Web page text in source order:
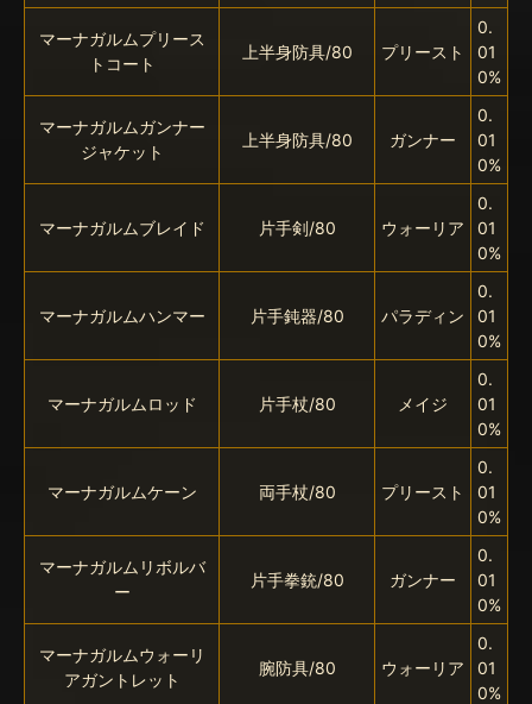
マーナガルムプリース
トコート
上半身防具/80 プリースト
0.
01
0%
マーナガルムガンナー
ジャケット
上半身防具/80 ガンナー
0.
01
0%
マーナガルムブレイド 片手剣/80 ウォーリア
0.
01
0%
マーナガルムハンマー 片手鈍器/80 パラディン
0.
01
0%
マーナガルムロッド 片手杖/80 メイジ
0.
01
0%
マーナガルムケーン 両手杖/80 プリースト
0.
01
0%
マーナガルムリボルバ
ー
片手拳銃/80 ガンナー
0.
01
0%
マーナガルムウォーリ
アガントレット
腕防具/80 ウォーリア
0.
01
0%